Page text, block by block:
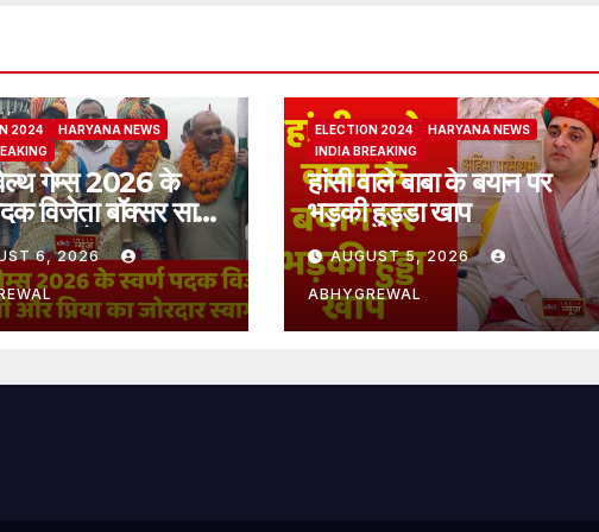
2024
HARYANA NEWS
गेम्स 2026 के
विजेता बॉक्सर साक्षी
का जोरदार स्वागत
6, 2026
ELECTION 2024
HARYANA NEWS
INDIA BREAKING
हांसी वाले बाबा के बयान पर
भड़की हुड्डा खाप
AUGUST 5, 2026
ABHYGREWAL